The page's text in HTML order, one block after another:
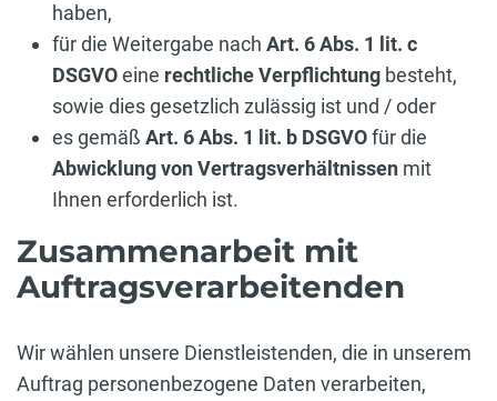
haben,
für die Weitergabe nach Art. 6 Abs. 1 lit. c
DSGVOeine rechtliche Verpflichtung besteht,
sowie dies gesetzlich zulässig ist und / oder
es gemäß Art. 6 Abs. 1 lit. b DSGVOfür die
Abwicklung von Vertragsverhältnissen mit
Ihnen erforderlich ist.
Zusammenarbeit mit
Auftragsverarbeitenden
Wir wählen unsere Dienstleistenden, die in unserem
Auftrag personenbezogene Daten verarbeiten,